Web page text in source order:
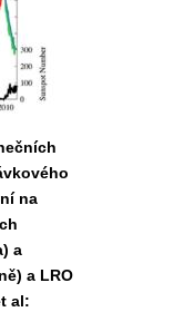
na
a
a LRO
al: